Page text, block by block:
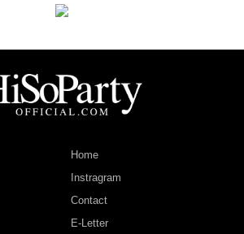
Home
Instragram
Contact
E-Letter